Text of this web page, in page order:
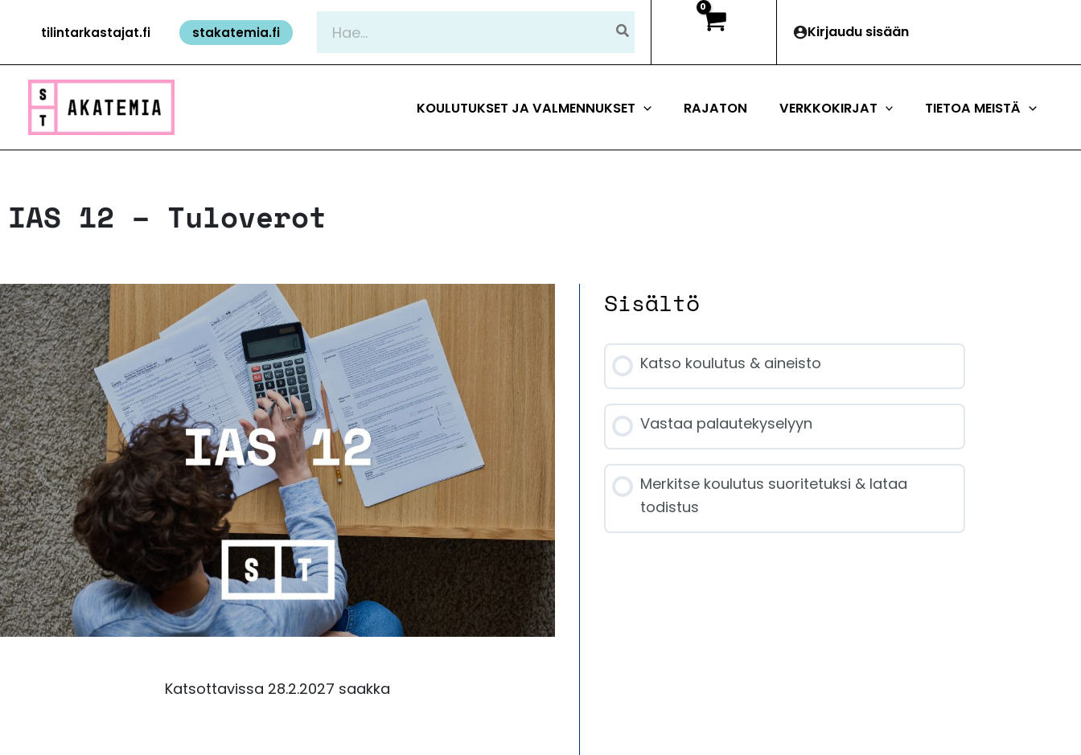
sisältööntilintarkastajat.fi stakatemia.fi Kirjaudu sisään
KOULUTUKSET JA VALMENNUKSET RAJATON VERKKOKIRJAT TIETOA MEISTÄ
IAS 12 – Tuloverot
Katsottavissa 28.2.2027 saakka
Sisältö
Katso koulutus & aineisto
Vastaa palautekyselyyn
Merkitse koulutus suoritetuksi & lataa
todistus